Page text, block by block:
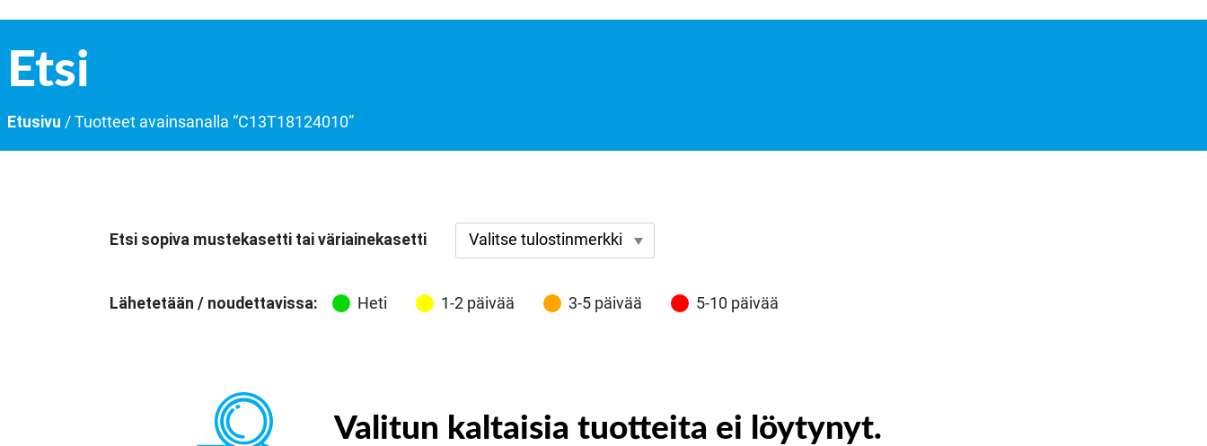
Etsi
Etusivu / Tuotteet avainsanalla “C13T18124010”
Etsi sopiva mustekasetti tai väriainekasetti
Lähetetään / noudettavissa: Heti 1-2 päivää 3-5 päivää 5-10 päivää
Valitun kaltaisia tuotteita ei löytynyt.